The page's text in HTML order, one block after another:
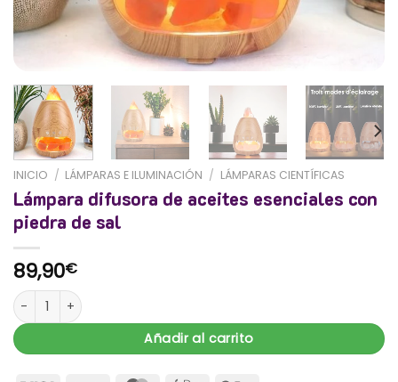
INICIO / LÁMPARAS E ILUMINACIÓN / LÁMPARAS CIENTÍFICAS
Lámpara difusora de aceites esenciales con
piedra de sal
89,90€
Lámpara difusora de aceites esenciales con piedra de sal
Añadir al carrito